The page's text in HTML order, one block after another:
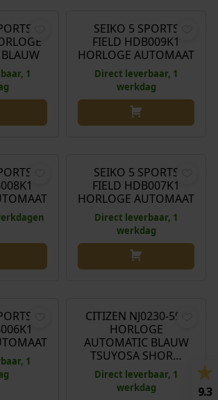
1
SEIKO 5 SPORTS
FIELD HDB009K1
HORLOGE AUTOMAAT
Direct leverbaar, 1
werkdag
SEIKO 5 SPORTS
FIELD HDB007K1
HORLOGE AUTOMAAT
Direct leverbaar, 1
werkdag
1
CITIZEN NJ0230-59L
HORLOGE
AUTOMATIC BLAUW
TSUYOSA SHOR…
Direct leverbaar, 1
werkdag
9.3